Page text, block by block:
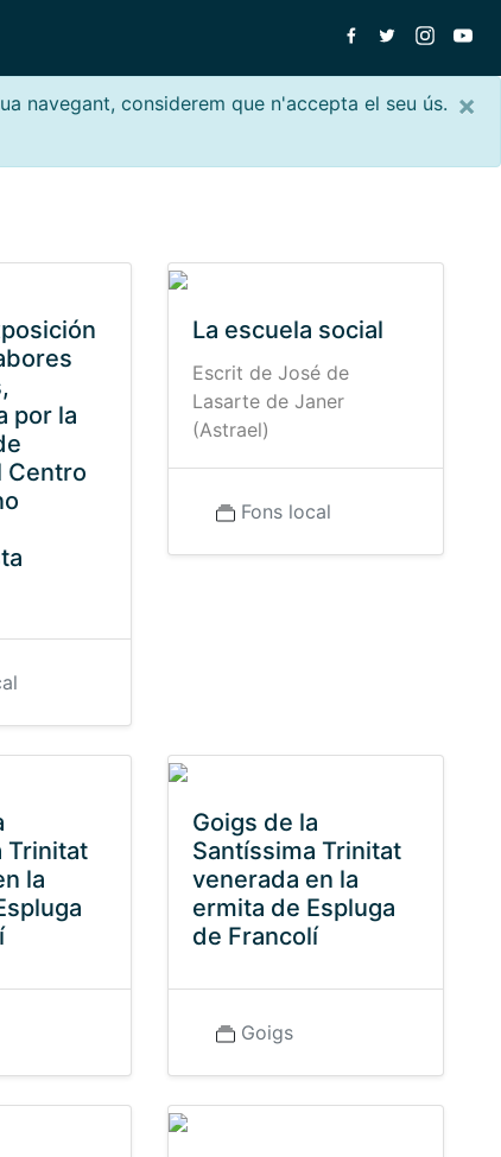
×
navegant, considerem que n'accepta el seu ús.
por la
Centro
La escuela social
Escrit de José de
Lasarte de Janer
(Astrael)
Fons local
Trinitat
la
Goigs de la
Santíssima Trinitat
venerada en la
ermita de Espluga
de Francolí
Goigs